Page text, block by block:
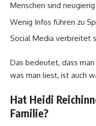
Menschen sind neugierig
Wenig Infos führen zu
Social Media verbreitet
Das bedeutet, dass
was man liest, ist auch
Hat Heidi
Familie?